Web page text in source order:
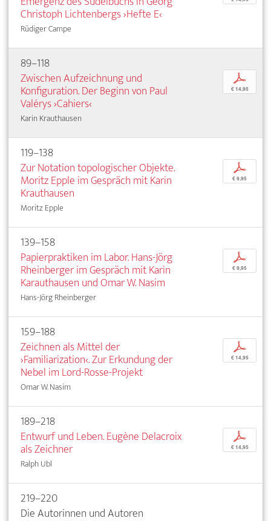
Christoph Lichtenbergs ›Hefte E‹
Rüdiger Campe
89–118
Zwischen Aufzeichnung und
Konfiguration. Der Beginn von Paul
Valérys ›Cahiers‹
Karin Krauthausen
p
€ 14,95
119–138
Zur Notation topologischer Objekte.
Moritz Epple im Gespräch mit Karin
Krauthausen
Moritz Epple
p
€ 9,95
139–158
Papierpraktiken im Labor. Hans-Jörg
Rheinberger im Gespräch mit Karin
Karauthausen und Omar W. Nasim
Hans-Jörg Rheinberger
p
€ 9,95
159–188
Zeichnen als Mittel der
›Familiarization‹. Zur Erkundung der
Nebel im Lord-Rosse-Projekt
Omar W. Nasim
p
€ 14,95
189–218
Entwurf und Leben. Eugène Delacroix
als Zeichner
Ralph Ubl
p
€ 14,95
219–220
Die Autorinnen und Autoren